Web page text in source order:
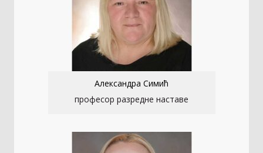
Александра Симић
професор разредне наставе